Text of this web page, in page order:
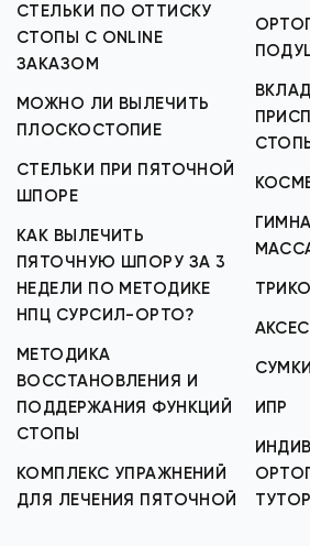
СТЕЛЬКИ ПО ОТТИСКУ
СТОПЫ С ONLINE
ЗАКАЗОМ
МОЖНО ЛИ ВЫЛЕЧИТЬ
ПЛОСКОСТОПИЕ
СТЕЛЬКИ ПРИ ПЯТОЧНОЙ
ШПОРЕ
КАК ВЫЛЕЧИТЬ
ПЯТОЧНУЮ ШПОРУ ЗА 3
НЕДЕЛИ ПО МЕТОДИКЕ
НПЦ СУРСИЛ-ОРТО?
МЕТОДИКА
ВОССТАНОВЛЕНИЯ И
ПОДДЕРЖАНИЯ ФУНКЦИЙ
СТОПЫ
КОМПЛЕКС УПРАЖНЕНИЙ
ДЛЯ ЛЕЧЕНИЯ ПЯТОЧНОЙ
СУМКИ
ИПР